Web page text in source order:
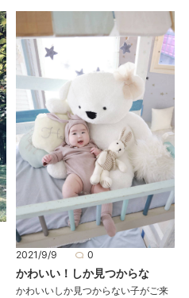
2021/9/9 0
かわいい！しか見つからな
かわいいしか見つからない子がご来